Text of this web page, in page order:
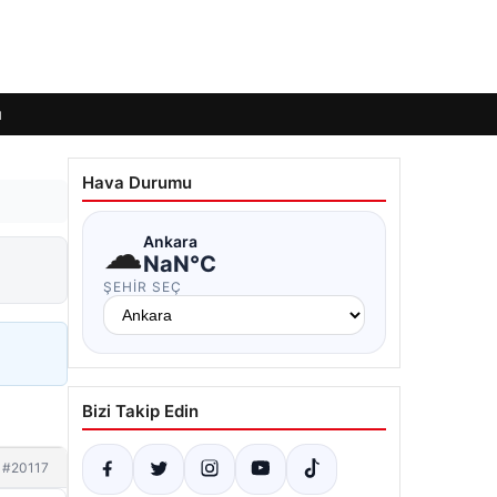
#20117
Hava Durumu
☁Ankara
NaN°C
ŞEHIR SEÇ
Bizi Takip Edin